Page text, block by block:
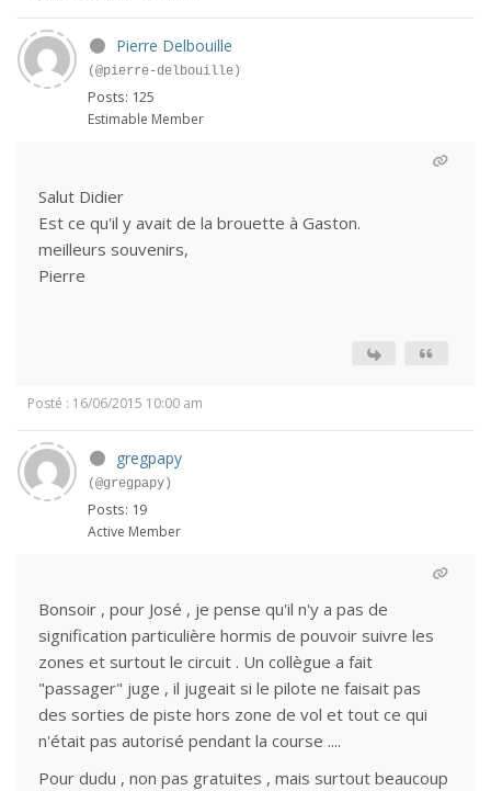
Pierre Delbouille
(@pierre-delbouille)
Posts: 125
Estimable Member
Salut Didier
Est ce qu'il y avait de la brouette à Gaston.
meilleurs souvenirs,
Pierre
Posté : 16/06/2015 10:00 am
gregpapy
(@gregpapy)
Posts: 19
Active Member
Bonsoir , pour José , je pense qu'il n'y a pas de
signification particulière hormis de pouvoir suivre les
zones et surtout le circuit . Un collègue a fait
"passager" juge , il jugeait si le pilote ne faisait pas
des sorties de piste hors zone de vol et tout ce qui
n'était pas autorisé pendant la course ....
Pour dudu , non pas gratuites , mais surtout beaucoup